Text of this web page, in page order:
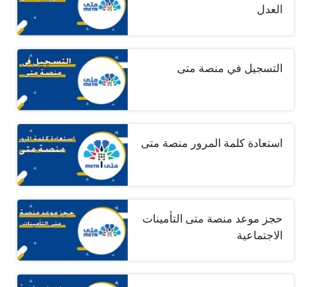
العدل
التسجيل في منصة متى
استعادة كلمة المرور منصة متى
حجز موعد منصة متى التأمينات
الاجتماعية